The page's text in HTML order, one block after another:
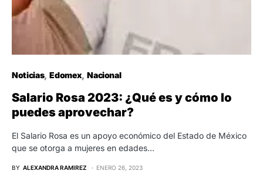
Noticias Edomex Nacional
Salario Rosa 2023: ¿Qué es y cómo lo
puedes aprovechar?
El Salario Rosa es un apoyo económico del Estado de México
que se otorga a mujeres en edades…
BY ALEXANDRA RAMIREZ ENERO 26, 2023